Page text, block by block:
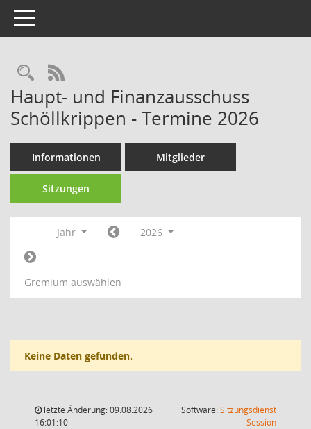
Toggle navigation
Rechercheauswahl
RSS-Feed
Haupt- und Finanzausschuss
Schöllkrippen - Termine 2026
Informationen Mitglieder
Sitzungen
Jahr 2026
Gremium auswählen
Keine Daten gefunden.
letzte Änderung: 09.08.2026
16:01:10
Software:Sitzungsdienst
Session(Wird in